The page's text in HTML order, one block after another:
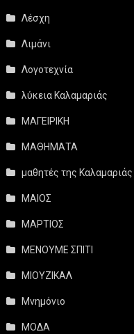
Λέσχη
Λιμάνι
Λογοτεχνία
λύκεια Καλαμαριάς
ΜΑΓΕΙΡΙΚΗ
ΜΑΘΗΜΑΤΑ
μαθητές της Καλαμαριάς
ΜΑΙΟΣ
ΜΑΡΤΙΟΣ
ΜΕΝΟΥΜΕ ΣΠΙΤΙ
ΜΙΟΥΖΙΚΑΛ
Μνημόνιο
ΜΟΔΑ